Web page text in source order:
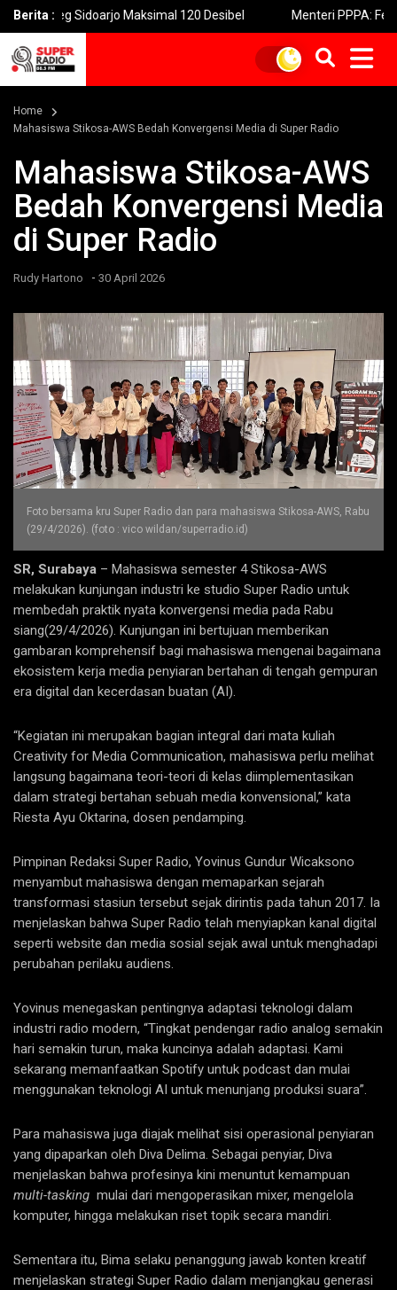
Berita :
Sidoarjo Maksimal 120 Desibel Menteri PPPA: Festival
Home
Mahasiswa Stikosa-AWS Bedah Konvergensi Media di Super Radio
Mahasiswa Stikosa-AWS
Bedah Konvergensi Media
di Super Radio
Rudy Hartono - 30 April 2026
Foto bersama kru Super Radio dan para mahasiswa Stikosa-AWS, Rabu
(29/4/2026). (foto : vico wildan/superradio.id)
SR, Surabaya – Mahasiswa semester 4 Stikosa-AWS
melakukan kunjungan industri ke studio Super Radio untuk
membedah praktik nyata konvergensi media pada Rabu
siang(29/4/2026). Kunjungan ini bertujuan memberikan
gambaran komprehensif bagi mahasiswa mengenai bagaimana
ekosistem kerja media penyiaran bertahan di tengah gempuran
era digital dan kecerdasan buatan (AI).
“Kegiatan ini merupakan bagian integral dari mata kuliah
Creativity for Media Communication, mahasiswa perlu melihat
langsung bagaimana teori-teori di kelas diimplementasikan
dalam strategi bertahan sebuah media konvensional,” kata
Riesta Ayu Oktarina, dosen pendamping.
Pimpinan Redaksi Super Radio, Yovinus Gundur Wicaksono
menyambut mahasiswa dengan memaparkan sejarah
transformasi stasiun tersebut sejak dirintis pada tahun 2017. Ia
menjelaskan bahwa Super Radio telah menyiapkan kanal digital
seperti website dan media sosial sejak awal untuk menghadapi
perubahan perilaku audiens.
Yovinus menegaskan pentingnya adaptasi teknologi dalam
industri radio modern, “Tingkat pendengar radio analog semakin
hari semakin turun, maka kuncinya adalah adaptasi. Kami
sekarang memanfaatkan Spotify untuk podcast dan mulai
menggunakan teknologi AI untuk menunjang produksi suara”.
Para mahasiswa juga diajak melihat sisi operasional penyiaran
yang dipaparkan oleh Diva Delima. Sebagai penyiar, Diva
menjelaskan bahwa profesinya kini menuntut kemampuan
multi-tasking mulai dari mengoperasikan mixer, mengelola
komputer, hingga melakukan riset topik secara mandiri.
Sementara itu, Bima selaku penanggung jawab konten kreatif
menjelaskan strategi Super Radio dalam menjangkau generasi